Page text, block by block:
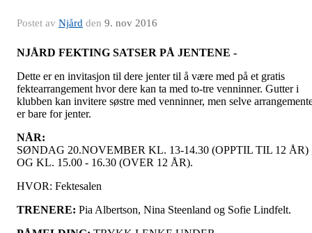
Postet av Njård den 9. nov 2016
NJÅRD FEKTING SATSER PÅ JENTENE -
Dette er en invitasjon til dere jenter til å være med på et gratis
fektearrangement hvor dere kan ta med to-tre venninner. Gutter i
klubben kan invitere søstre med venninner, men selve
er bare for jenter.
NÅR:
SØNDAG 20.NOVEMBER KL. 13-14.30 (OPPTIL TIL 12 ÅR)
OG KL. 15.00 - 16.30 (OVER 12 ÅR).
HVOR: Fektesalen
TRENERE: Pia Albertson, Nina Steenland og Sofie Lindfelt.